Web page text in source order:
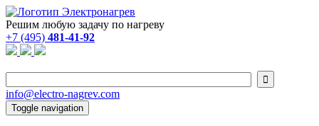
Решим любую задачу по нагреву
+7 (495) 481-41-92

info@electro-nagrev.com
Toggle navigation